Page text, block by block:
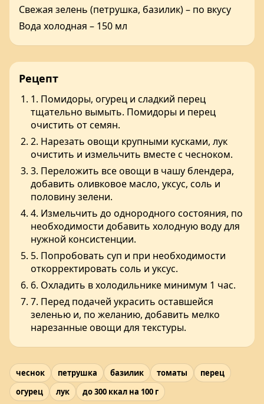
Свежая зелень (петрушка, базилик) – по вкусу
Вода холодная – 150 мл
Рецепт
1. Помидоры, огурец и сладкий перец
тщательно вымыть. Помидоры и перец
очистить от семян.
2. Нарезать овощи крупными кусками, лук
очистить и измельчить вместе с чесноком.
3. Переложить все овощи в чашу блендера,
добавить оливковое масло, уксус, соль и
половину зелени.
4. Измельчить до однородного состояния, по
необходимости добавить холодную воду для
нужной консистенции.
5. Попробовать суп и при необходимости
откорректировать соль и уксус.
6. Охладить в холодильнике минимум 1 час.
7. Перед подачей украсить оставшейся
зеленью и, по желанию, добавить мелко
нарезанные овощи для текстуры.
чеснок петрушка базилик томаты
перец
огурец
лук до 300 ккал на 100 г